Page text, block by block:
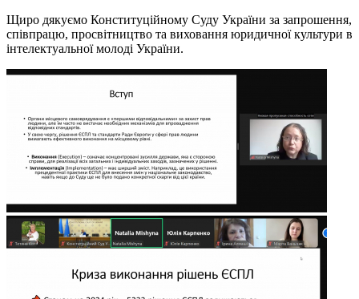
Щиро дякуємо Конституційному Суду України за запрошення,
співпрацю, просвітництво та виховання юридичної культури в
інтелектуальної молоді України.